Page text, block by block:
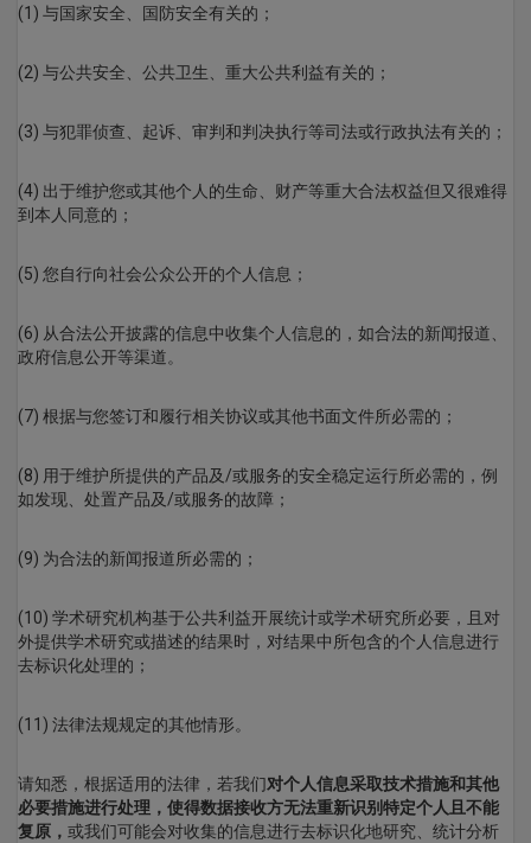
(1) 与国家安全、国防安全有关的；
(2) 与公共安全、公共卫生、重大公共利益有关的；
(3) 与犯罪侦查、起诉、审判和判决执行等司法或行政执法有关的；
(4) 出于维护您或其他个人的生命、财产等重大合法权益但又很难得
到本人同意的；
(5) 您自行向社会公众公开的个人信息；
(6) 从合法公开披露的信息中收集个人信息的，如合法的新闻报道、
政府信息公开等渠道。
(7) 根据与您签订和履行相关协议或其他书面文件所必需的；
(8) 用于维护所提供的产品及/或服务的安全稳定运行所必需的，例
如发现、处置产品及/或服务的故障；
(9) 为合法的新闻报道所必需的；
(10) 学术研究机构基于公共利益开展统计或学术研究所必要，且对
外提供学术研究或描述的结果时，对结果中所包含的个人信息进行
去标识化处理的；
(11) 法律法规规定的其他情形。
请知悉，根据适用的法律，若我们对个人信息采取技术措施和其他
必要措施进行处理，使得数据接收方无法重新识别特定个人且不能
复原， 或我们可能会对收集的信息进行去标识化地研究、统计分析